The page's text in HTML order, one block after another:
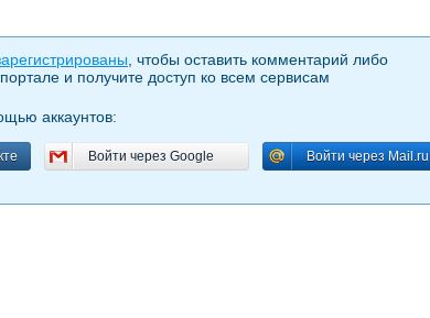
, чтобы оставить комментарий либо
и получите доступ ко всем сервисам
аккаунтов:
Войти через Google
Войти через Google Войти через Mail.ru
Войти через Mail.ru